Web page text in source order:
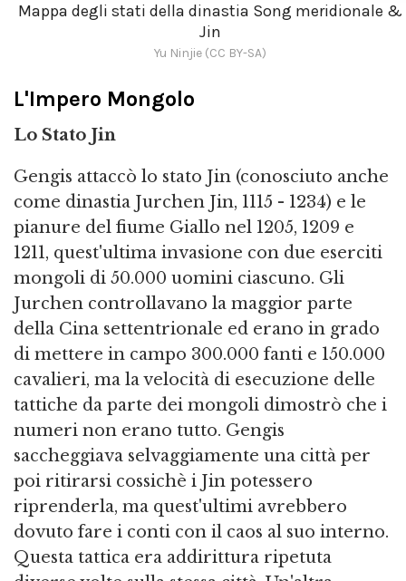
Mappa degli stati della dinastia Song meridionale &
Jin
Yu Ninjie (CC BY-SA)
L'Impero Mongolo
Lo Stato Jin
Gengis attaccò lo stato Jin (conosciuto anche
come dinastia Jurchen Jin, 1115 - 1234) e le
pianure del fiume Giallo nel 1205, 1209 e
1211, quest'ultima invasione con due eserciti
mongoli di 50.000 uomini ciascuno. Gli
Jurchen controllavano la maggior parte
della Cina settentrionale ed erano in grado
di mettere in campo 300.000 fanti e 150.000
cavalieri, ma la velocità di esecuzione delle
tattiche da parte dei mongoli dimostrò che i
numeri non erano tutto. Gengis
saccheggiava selvaggiamente una città per
poi ritirarsi cossichè i Jin potessero
riprenderla, ma quest'ultimi avrebbero
dovuto fare i conti con il caos al suo interno.
Questa tattica era addirittura ripetuta